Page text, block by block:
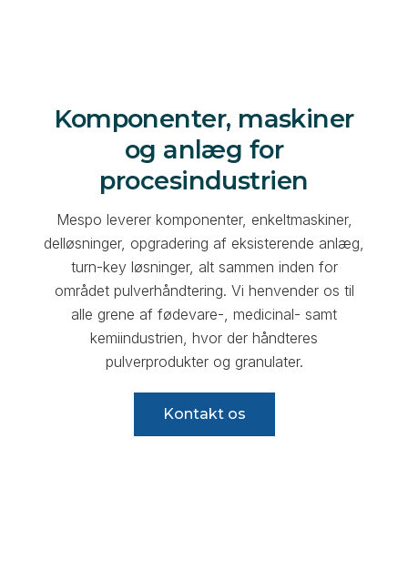
Komponenter, maskiner
og anlæg for
procesindustrien
Mespo leverer komponenter, enkeltmaskiner,
delløsninger, opgradering af eksisterende anlæg,
turn-key løsninger, alt sammen inden for
området pulverhåndtering. Vi henvender os til
alle grene af fødevare-, medicinal- samt
kemiindustrien, hvor der håndteres
pulverprodukter og granulater.
Kontakt os